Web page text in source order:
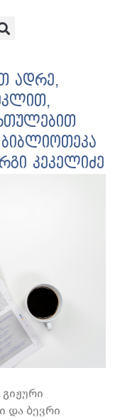
ადრე,
კეკელიძე
და ბევრი